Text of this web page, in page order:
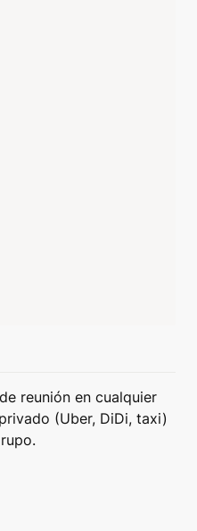
reunión en cualquier
(Uber, DiDi, taxi)